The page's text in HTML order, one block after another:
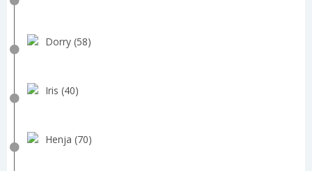
Dorry (58)
Iris (40)
Henja (70)